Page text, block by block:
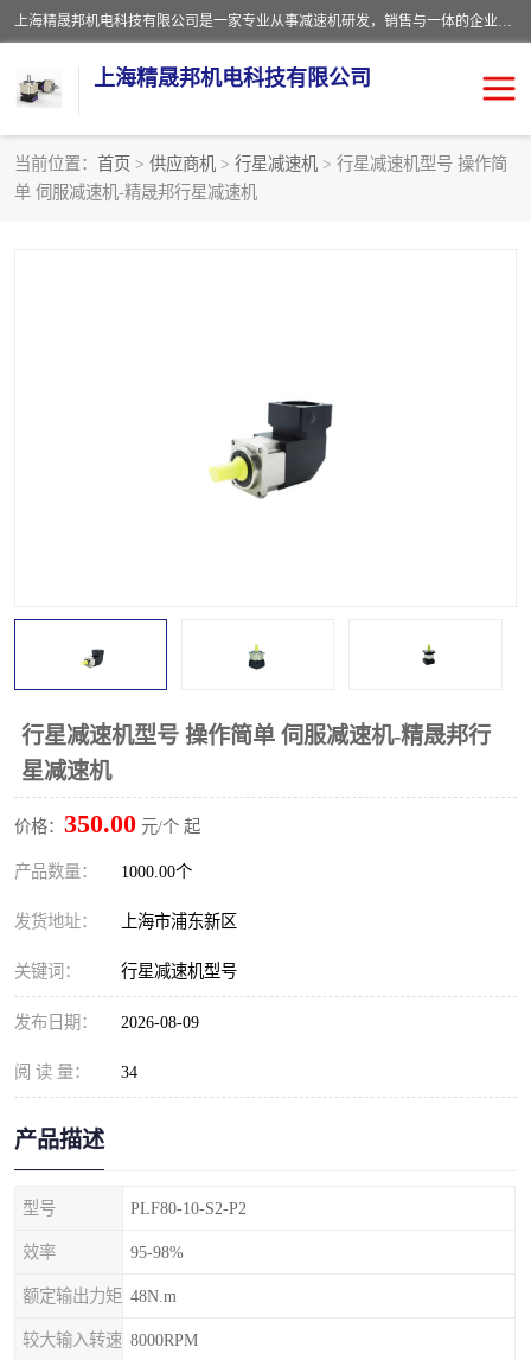
上海精晟邦机电科技有限公司是一家专业从事减速机研发，销售与一体的企业。公司拥有资深技术人员和技术团队服务人才，致力于为广大客户提供专业，细致的产品服务。主营产品有：中型减速电机，微型调速电机，精密行星减速机，蜗轮蜗杆减速机，RFKS四大系列减速机，SKM双曲面齿轮减速机，齿轮减速电机，行星减速机，防爆电机，变频器等系列；产品广泛用于汽车，船舶，能源，环保，包装，物流等领域，欢迎咨询。
上海精晟邦机电科技有限公司
当前位置： 首页 > 供应商机 > 行星减速机 > 行星减速机型号 操作简
单 伺服减速机-精晟邦行星减速机
行星减速机型号 操作简单 伺服减速机-精晟邦行
星减速机
价格： 350.00 元/个 起
产品数量： 1000.00个
发货地址： 上海市浦东新区
关键词： 行星减速机型号
发布日期： 2026-08-09
阅 读 量： 34
产品描述
型号 PLF80-10-S2-P2
效率 95-98%
额定输出力矩 48N.m
较大输入转速 8000RPM
减速电机
晟邦电机